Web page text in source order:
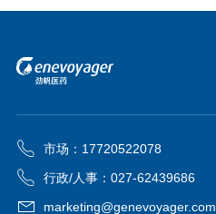
市场：17720522078
行政/人事：027-62439686
marketing@genevoyager.com